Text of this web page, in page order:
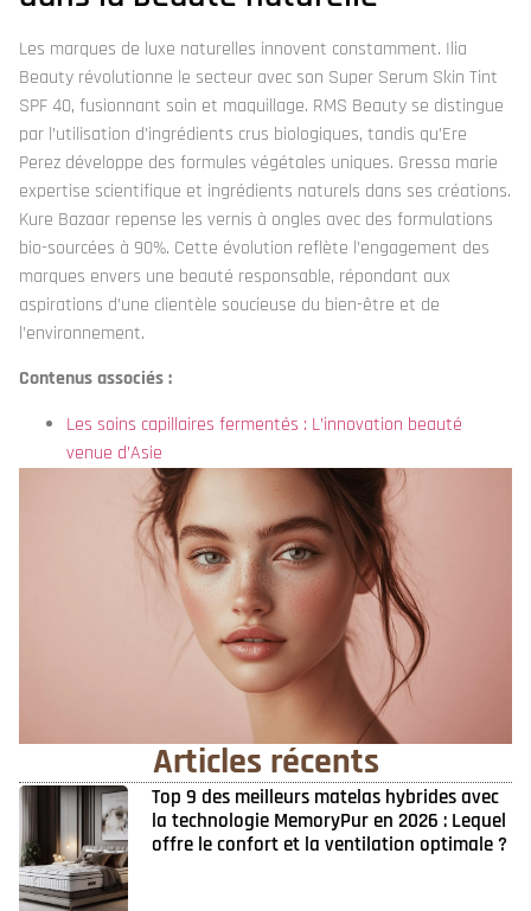
Les marques de luxe naturelles innovent constamment. Ilia
Beauty révolutionne le secteur avec son Super Serum Skin Tint
SPF 40, fusionnant soin et maquillage. RMS Beauty se distingue
par l’utilisation d’ingrédients crus biologiques, tandis qu’Ere
Perez développe des formules végétales uniques. Gressa marie
expertise scientifique et ingrédients naturels dans ses créations.
Kure Bazaar repense les vernis à ongles avec des formulations
bio-sourcées à 90%. Cette évolution reflète l’engagement des
marques envers une beauté responsable, répondant aux
aspirations d’une clientèle soucieuse du bien-être et de
l’environnement.
Contenus associés :
Les soins capillaires fermentés : L’innovation beauté
venue d’Asie
Articles récents
Top 9 des meilleurs matelas hybrides avec
la technologie MemoryPur en 2026 : Lequel
offre le confort et la ventilation optimale ?